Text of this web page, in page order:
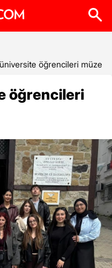
öğrencileri
öğrencileri